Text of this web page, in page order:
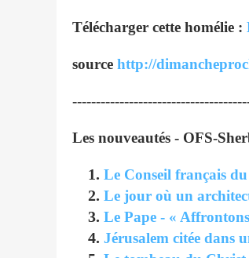
Télécharger cette homélie :
source http://
Les nouveautés - OFS-
Le Conseil français
Le jour où un
Le Pape - «
Jérusalem citée dans